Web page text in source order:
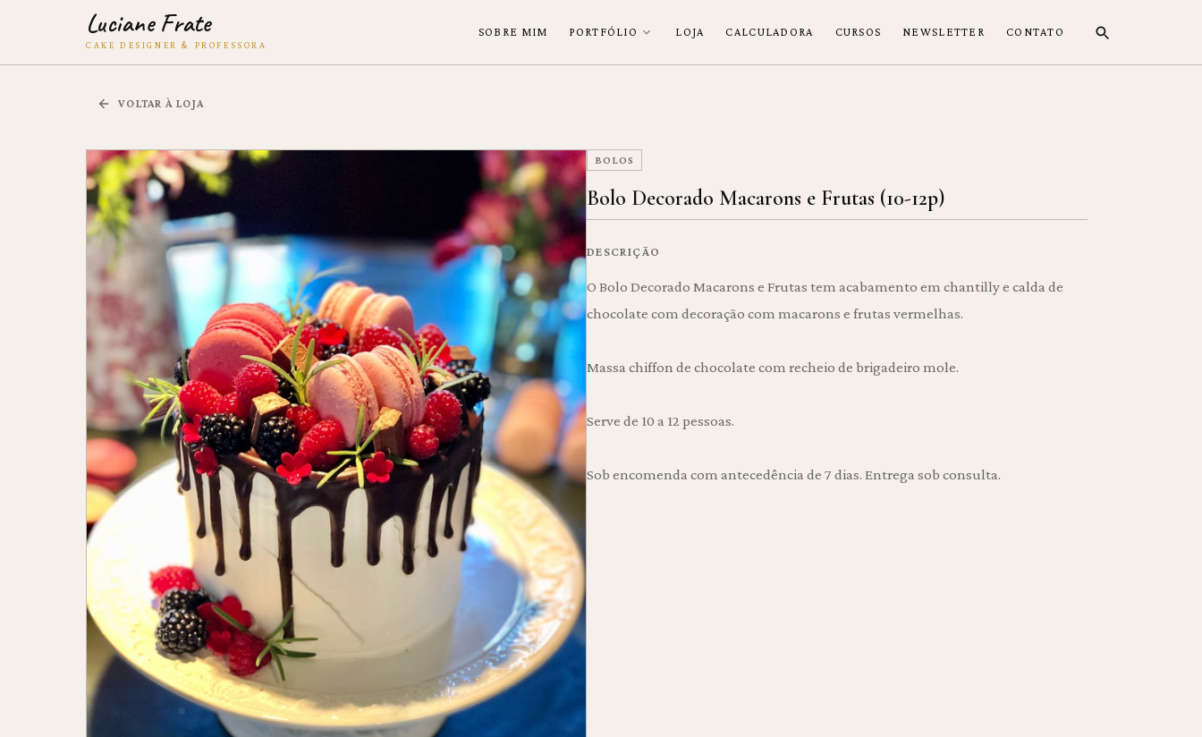
Luciane Frate
CAKE DESIGNER & PROFESSORA
SOBRE MIM PORTFÓLIO LOJA CALCULADORA CURSOS NEWSLETTER CONTATO
VOLTAR À LOJA
BOLOS
Bolo Decorado Macarons e Frutas (10-12p)
DESCRIÇÃO
O Bolo Decorado Macarons e Frutas tem acabamento em chantilly e calda de
chocolate com decoração com macarons e frutas vermelhas.
Massa chiffon de chocolate com recheio de brigadeiro mole.
Serve de 10 a 12 pessoas.
Sob encomenda com antecedência de 7 dias. Entrega sob consulta.